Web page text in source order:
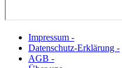
Impressum -
Datenschutz-Erklärung -
AGB -